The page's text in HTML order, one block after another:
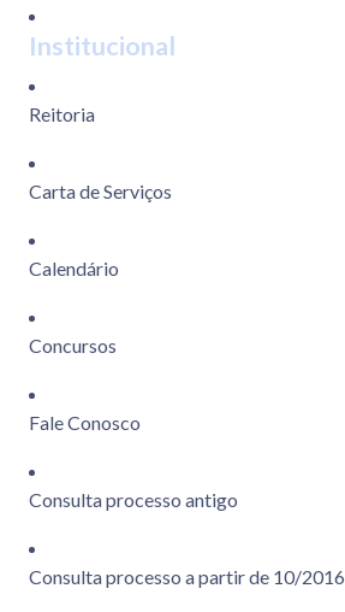
Institucional
Reitoria
Carta de Serviços
Calendário
Concursos
Fale Conosco
Consulta processo antigo
Consulta processo a partir de 10/2016